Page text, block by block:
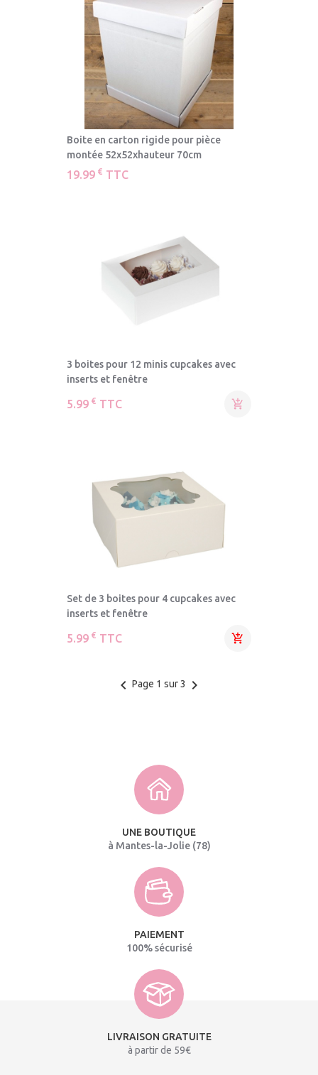
Boite en carton rigide pour pièce
montée 52x52xhauteur 70cm
19.99 € TTC
3 boites pour 12 minis cupcakes avec
inserts et fenêtre
5.99 € TTC 
Set de 3 boites pour 4 cupcakes avec
inserts et fenêtre
5.99 € TTC 
keyboard_arrow_left Page 1 sur 3 keyboard_arrow_right
UNE BOUTIQUE
à Mantes-la-Jolie (78)
PAIEMENT
100% sécurisé
LIVRAISON GRATUITE
à partir de 59€